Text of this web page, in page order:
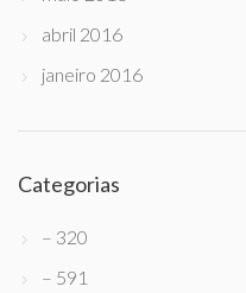
abril 2016
janeiro 2016
Categorias
– 320
– 591